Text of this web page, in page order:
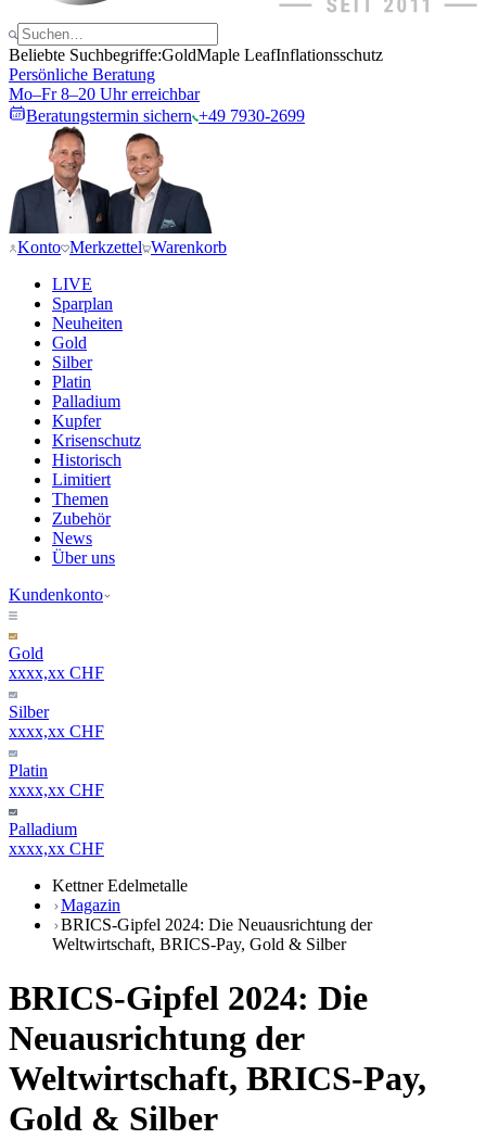
Beliebte Suchbegriffe:GoldMaple LeafInflationsschutz
Persönliche Beratung
Mo–Fr 8–20 Uhr erreichbar
Beratungstermin sichern +49 7930-2699
Konto Merkzettel Warenkorb
LIVE
Sparplan
Neuheiten
Gold
Silber
Platin
Palladium
Kupfer
Krisenschutz
Historisch
Limitiert
Themen
Zubehör
News
Über uns
Kundenkonto
Gold
xxxx,xx CHF
Silber
xxxx,xx CHF
Platin
xxxx,xx CHF
Palladium
xxxx,xx CHF
Kettner Edelmetalle
Magazin
BRICS-Gipfel 2024: Die Neuausrichtung der
Weltwirtschaft, BRICS-Pay, Gold & Silber
BRICS-Gipfel 2024: Die
Neuausrichtung der
Weltwirtschaft, BRICS-Pay,
Gold & Silber